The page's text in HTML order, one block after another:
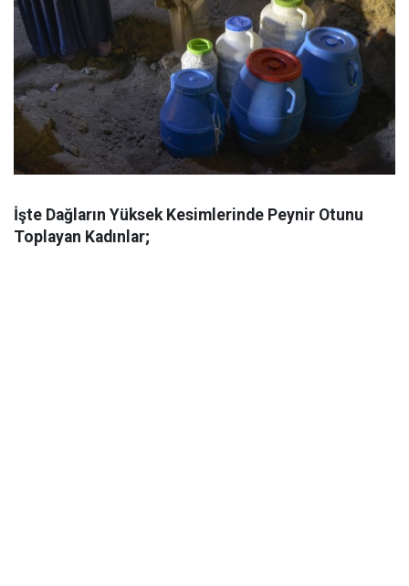
İşte Dağların Yüksek Kesimlerinde Peynir Otunu
Toplayan Kadınlar;